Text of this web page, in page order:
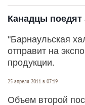
Канадцы поедят
"Барнаульская
отправит на
продукции.
25 апреля 2011 в 07:19
Объем второй